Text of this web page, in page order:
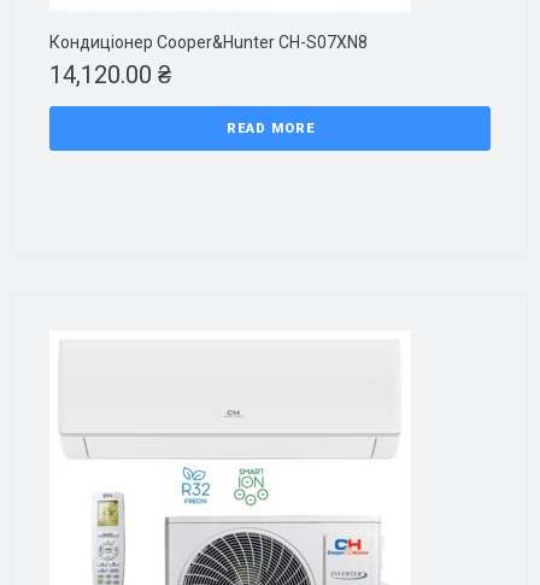
Кондиціонер Cooper&Hunter CH-S07XN8
14,120.00 ₴
READ MORE